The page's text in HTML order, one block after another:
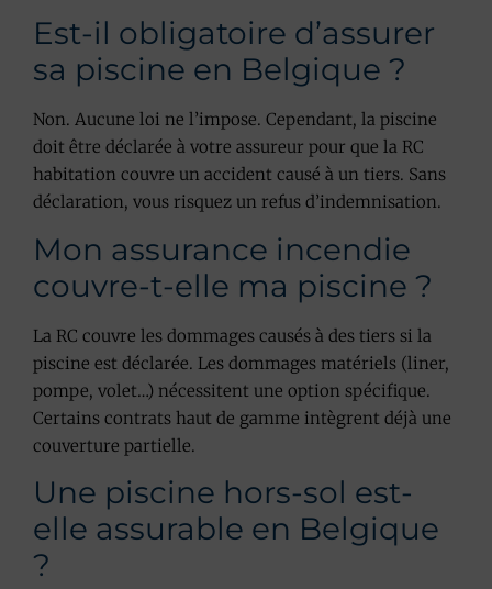
Est-il obligatoire d’assurer
sa piscine en Belgique ?
Non. Aucune loi ne l’impose. Cependant, la piscine
doit être déclarée à votre assureur pour que la RC
habitation couvre un accident causé à un tiers. Sans
déclaration, vous risquez un refus d’indemnisation.
Mon assurance incendie
couvre-t-elle ma piscine ?
La RC couvre les dommages causés à des tiers si la
piscine est déclarée. Les dommages matériels (liner,
pompe, volet…) nécessitent une option spécifique.
Certains contrats haut de gamme intègrent déjà une
couverture partielle.
Une piscine hors-sol est-
elle assurable en Belgique
?